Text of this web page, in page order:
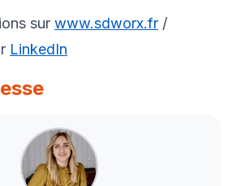
sur www.sdworx.fr /
LinkedIn